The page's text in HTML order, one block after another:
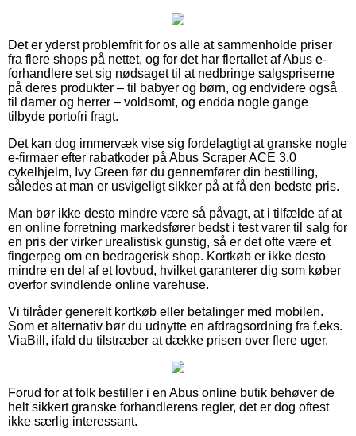
Det er yderst problemfrit for os alle at sammenholde priser
fra flere shops på nettet, og for det har flertallet af Abus e-
forhandlere set sig nødsaget til at nedbringe salgspriserne
på deres produkter – til babyer og børn, og endvidere også
til damer og herrer – voldsomt, og endda nogle gange
tilbyde portofri fragt.
Det kan dog immervæk vise sig fordelagtigt at granske nogle
e-firmaer efter rabatkoder på Abus Scraper ACE 3.0
cykelhjelm, Ivy Green før du gennemfører din bestilling,
således at man er usvigeligt sikker på at få den bedste pris.
Man bør ikke desto mindre være så påvagt, at i tilfælde af at
en online forretning markedsfører bedst i test varer til salg for
en pris der virker urealistisk gunstig, så er det ofte være et
fingerpeg om en bedragerisk shop. Kortkøb er ikke desto
mindre en del af et lovbud, hvilket garanterer dig som køber
overfor svindlende online varehuse.
Vi tilråder generelt kortkøb eller betalinger med mobilen.
Som et alternativ bør du udnytte en afdragsordning fra f.eks.
ViaBill, ifald du tilstræber at dække prisen over flere uger.
Forud for at folk bestiller i en Abus online butik behøver de
helt sikkert granske forhandlerens regler, det er dog oftest
ikke særlig interessant.